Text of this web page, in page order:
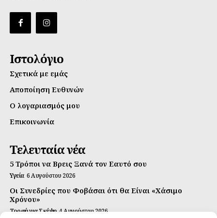
Ιστολόγιο
Σχετικά με εμάς
Αποποίηση Ευθυνών
Ο λογαριασμός μου
Επικοινωνία
Τελευταία νέα
5 Τρόποι να Βρεις Ξανά τον Εαυτό σου
Υγεία 6 Αυγούστου 2026
Οι Συνεδρίες που Φοβάσαι ότι θα Είναι «Χάσιμο
Χρόνου»
Τροφή για Σκέψη 4 Αυγούστου 2026